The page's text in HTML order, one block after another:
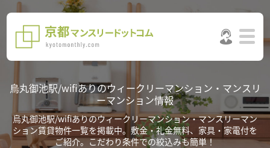
烏丸御池駅/wifiありのウィークリーマンション・マンスリ
ーマンション情報
烏丸御池駅/wifiありのウィークリーマンション・マンスリーマン
ション賃貸物件一覧を掲載中。敷金・礼金無料、家具・家電付を
ご紹介。こだわり条件での絞込みも簡単！